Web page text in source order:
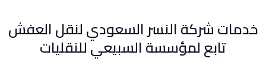
خدمات شركة النسر السعودي لنقل العفش
تابع لمؤسسة السبيعي للنقليات